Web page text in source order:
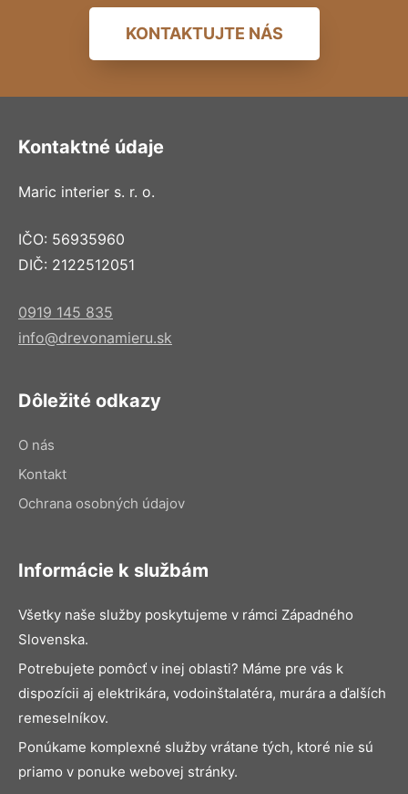
KONTAKTUJTE NÁS
Kontaktné údaje
Maric interier s. r. o.
IČO: 56935960
DIČ: 2122512051
0919 145 835
info@drevonamieru.sk
Dôležité odkazy
O nás
Kontakt
Ochrana osobných údajov
Informácie k službám
Všetky naše služby poskytujeme v rámci Západného
Slovenska.
Potrebujete pomôcť v inej oblasti? Máme pre vás k
dispozícii aj elektrikára, vodoinštalatéra, murára a ďalších
remeselníkov.
Ponúkame komplexné služby vrátane tých, ktoré nie sú
priamo v ponuke webovej stránky.